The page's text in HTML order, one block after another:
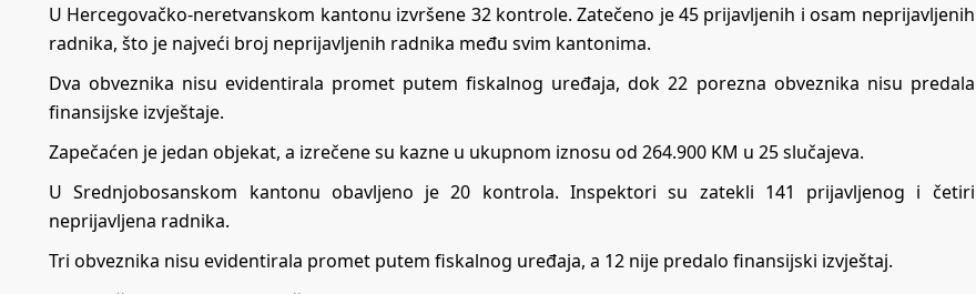
U Hercegovačko-neretvanskom kantonu izvršene 32 kontrole. Zatečeno je 45 prijavljenih i osam neprijavljenih
radnika, što je najveći broj neprijavljenih radnika među svim kantonima.
Dva obveznika nisu evidentirala promet putem fiskalnog uređaja, dok 22 porezna obveznika nisu predala
finansijske izvještaje.
Zapečaćen je jedan objekat, a izrečene su kazne u ukupnom iznosu od 264.900 KM u 25 slučajeva.
U Srednjobosanskom kantonu obavljeno je 20 kontrola. Inspektori su zatekli 141 prijavljenog i četiri
neprijavljena radnika.
Tri obveznika nisu evidentirala promet putem fiskalnog uređaja, a 12 nije predalo finansijski izvještaj.